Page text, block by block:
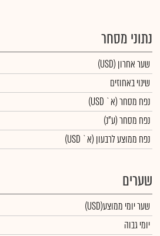
נתוני מסחר
שער אחרון (USD)
שינוי באחוזים
נפח מסחר(א` USD)
נפח מסחר(ע"נ)
נפח ממוצע לרבעון (א` USD)
שערים
שער יומי ממוצע(USD)
יומי גבוה